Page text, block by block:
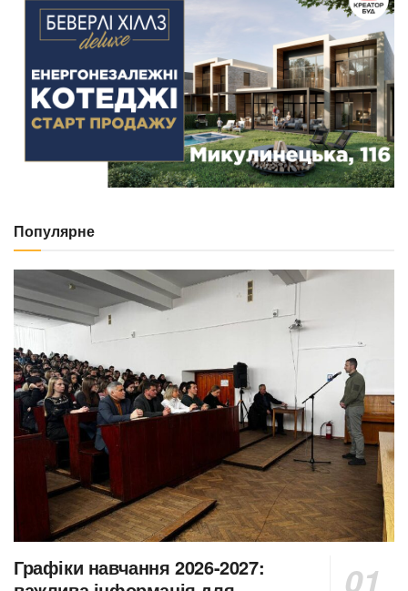
Популярне
Графіки навчання 2026-2027: